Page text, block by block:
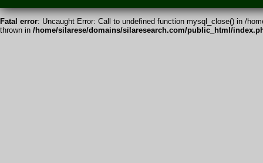
Fatal error: Uncaught Error: Call to undefined function mysql_close() in /
thrown in /home/silarese/domains/silaresearch.com/public_html/